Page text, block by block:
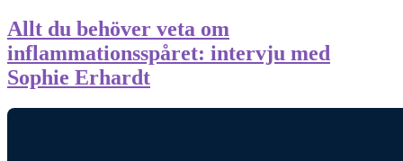
Allt du behöver veta om
inflammationsspåret: intervju med
Sophie Erhardt